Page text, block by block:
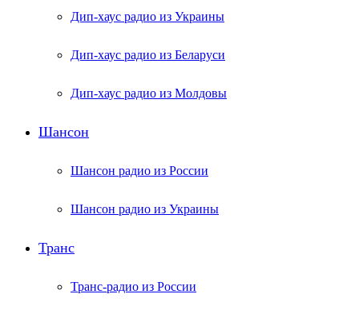
Дип-хаус радио из Украины
Дип-хаус радио из Беларуси
Дип-хаус радио из Молдовы
Шансон
Шансон радио из России
Шансон радио из Украины
Транс
Транс-радио из России